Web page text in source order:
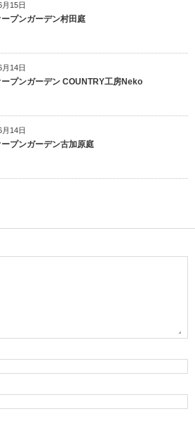
15日
プンガーデン村田庭
14日
プンガーデン COUNTRY工房Neko
14日
プンガーデン古加原庭